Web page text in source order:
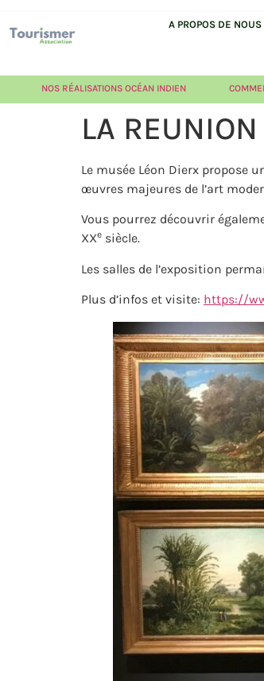
A PROPOS DE NOUS
NOS RÉALISATIONS OCÉAN INDIEN
LA
Le musée Léon Dierx propose
œuvres majeures de l’art
Vous pourrez découvrir
XXe siècle.
Les salles de l’exposition
Plus d’infos et visite: https://